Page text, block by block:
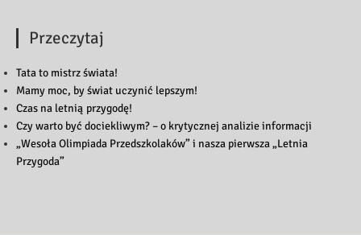
Przeczytaj
Tata to mistrz świata!
Mamy moc, by świat uczynić lepszym!
Czas na letnią przygodę!
Czy warto być dociekliwym? – o krytycznej analizie informacji
„Wesoła Olimpiada Przedszkolaków” i nasza pierwsza „Letnia
Przygoda”